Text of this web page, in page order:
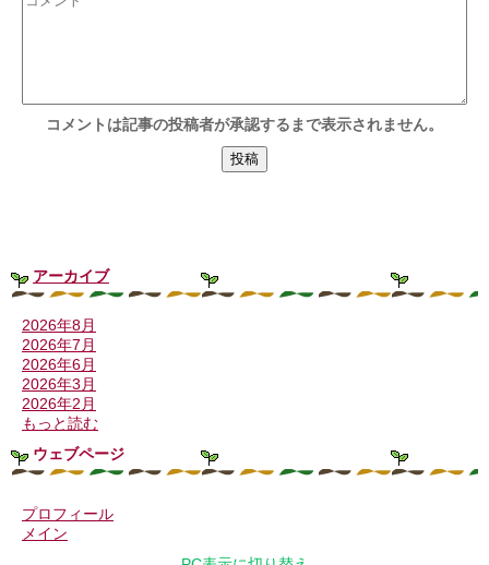
コメントは記事の投稿者が承認するまで表示されません。
アーカイブ
2026年8月
2026年7月
2026年6月
2026年3月
2026年2月
もっと読む
ウェブページ
プロフィール
メイン